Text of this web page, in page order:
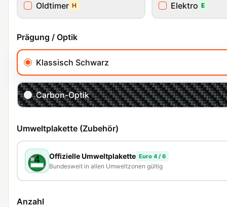
Oldtimer H Elektro E
Prägung / Optik
Klassisch Schwarz
Carbon-Optik
Umweltplakette (Zubehör)
Offizielle Umweltplakette Euro 4 / 6
Bundesweit in allen Umweltzonen gültig
Anzahl